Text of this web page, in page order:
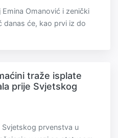
Omanović i zenički
danas će, kao prvi iz do
traže isplate
prije Svjetskog
prvenstva u